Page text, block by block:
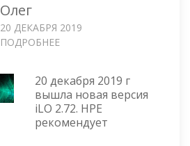
Олег
20 ДЕКАБРЯ 2019
ПОДРОБНЕЕ
V
2.72
ОТ
20
20 декабря 2019 г
вышла новая версия
iLO 2.72. HPE
рекомендует